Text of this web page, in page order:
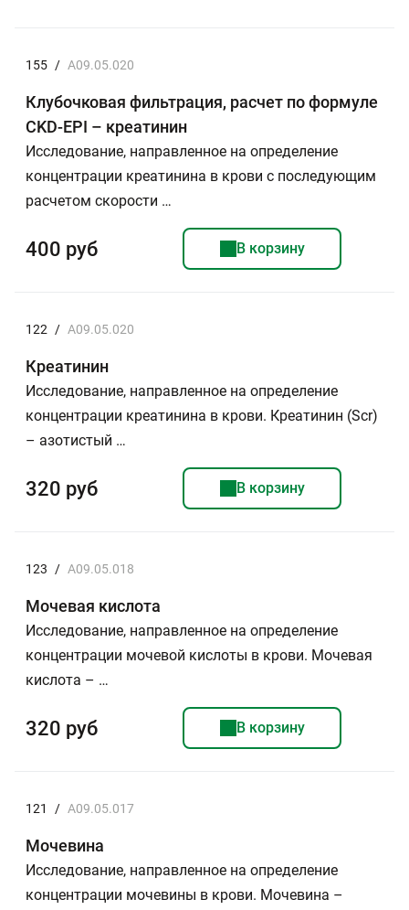
155 / A09.05.020
Клубочковая фильтрация, расчет по формуле
CKD-EPI – креатинин
Исследование, направленное на определение
концентрации креатинина в крови с последующим
расчетом скорости …
400 руб В корзину
122 / A09.05.020
Креатинин
Исследование, направленное на определение
концентрации креатинина в крови. Креатинин (Scr)
– азотистый …
320 руб В корзину
123 / A09.05.018
Мочевая кислота
Исследование, направленное на определение
концентрации мочевой кислоты в крови. Мочевая
кислота – …
320 руб В корзину
121 / A09.05.017
Мочевина
Исследование, направленное на определение
концентрации мочевины в крови. Мочевина –